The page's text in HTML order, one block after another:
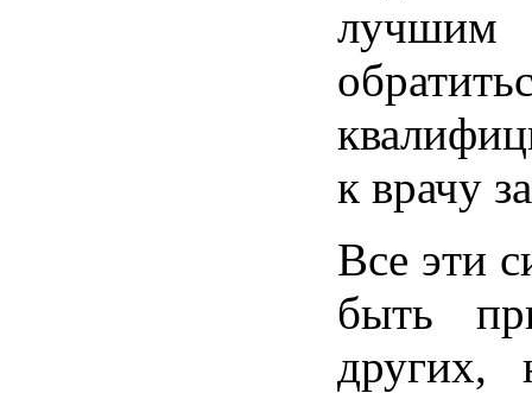
к врачу
Все эти
быть
других,